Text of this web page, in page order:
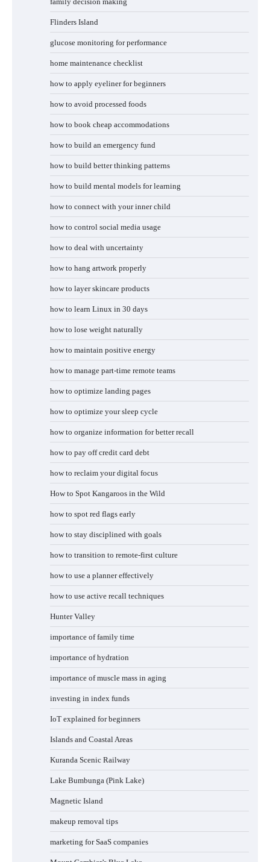
Flinders Island
glucose monitoring for performance
home maintenance checklist
how to apply eyeliner for beginners
how to avoid processed foods
how to book cheap accommodations
how to build an emergency fund
how to build better thinking patterns
how to build mental models for learning
how to connect with your inner child
how to control social media usage
how to deal with uncertainty
how to hang artwork properly
how to layer skincare products
how to learn Linux in 30 days
how to lose weight naturally
how to maintain positive energy
how to manage part-time remote teams
how to optimize landing pages
how to optimize your sleep cycle
how to organize information for better recall
how to pay off credit card debt
how to reclaim your digital focus
How to Spot Kangaroos in the Wild
how to spot red flags early
how to stay disciplined with goals
how to transition to remote-first culture
how to use a planner effectively
how to use active recall techniques
Hunter Valley
importance of family time
importance of hydration
importance of muscle mass in aging
investing in index funds
IoT explained for beginners
Islands and Coastal Areas
Kuranda Scenic Railway
Lake Bumbunga (Pink Lake)
Magnetic Island
makeup removal tips
marketing for SaaS companies